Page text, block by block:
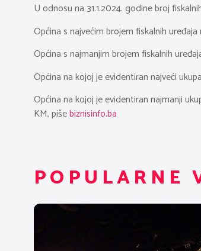
U odnosu na 31.1.2024. godine broj
Općina s najvećim brojem fiskalnih
Općina s najmanjim brojem fiskalnih
Općina na kojoj je evidentiran najveći
Općina na kojoj je evidentiran najmanji
KM, pišebiznisinfo.ba
POPULARNE